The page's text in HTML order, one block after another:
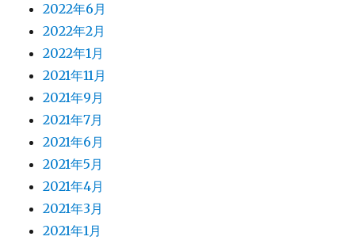
2022年6月
2022年2月
2022年1月
2021年11月
2021年9月
2021年7月
2021年6月
2021年5月
2021年4月
2021年3月
2021年1月